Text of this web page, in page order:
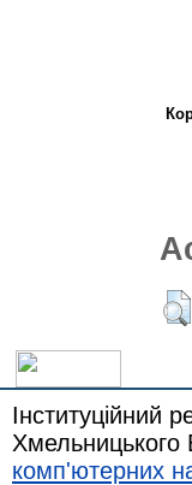
Інституційний
Хмельницького
комп'ютерних